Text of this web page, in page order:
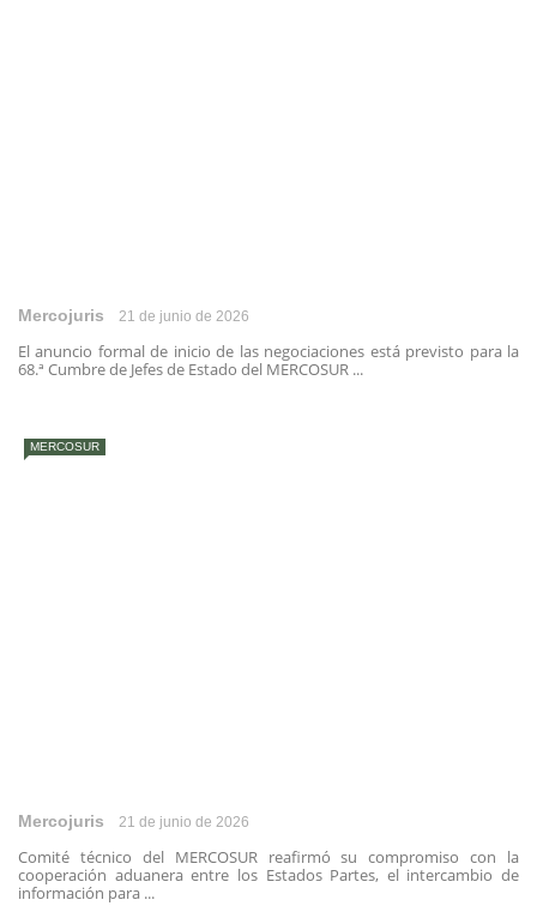
Mercojuris 21 de junio de 2026
El anuncio formal de inicio de las negociaciones está previsto para la
68.ª Cumbre de Jefes de Estado del MERCOSUR ...
MERCOSUR
Mercojuris 21 de junio de 2026
Comité técnico del MERCOSUR reafirmó su compromiso con la
cooperación aduanera entre los Estados Partes, el intercambio de
información para ...